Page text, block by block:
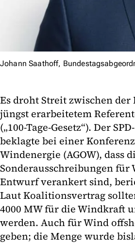
Johann Saathoff,
Es droht Streit zwischen
jüngst erarbeitetem
(„100-Tage-Gesetz“). Der
beklagte bei einer
Windenergie (AGOW),
Sonderausschreibungen
Entwurf verankert sind,
Laut Koalitionsvertrag
4000 MW für die Windkraft
werden. Auch für Wind
geben; die Menge wurde